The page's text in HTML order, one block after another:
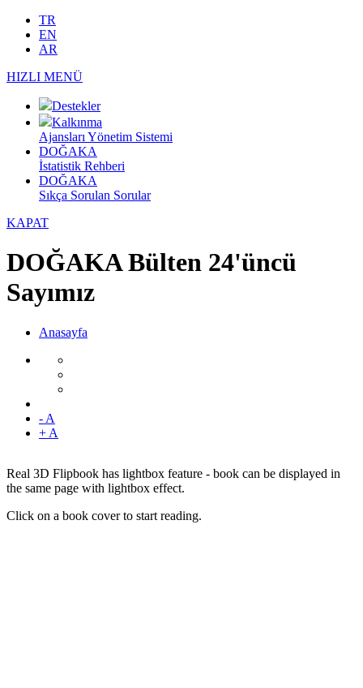
TR
EN
AR
HIZLI MENÜ
Destekler
Kalkınma
Ajansları Yönetim Sistemi
DOĞAKA
İstatistik Rehberi
DOĞAKA
Sıkça Sorulan Sorular
KAPAT
DOĞAKA Bülten 24'üncü
Sayımız
Anasayfa
- A
+ A
Real 3D Flipbook has lightbox feature - book can be displayed in
the same page with lightbox effect.
Click on a book cover to start reading.